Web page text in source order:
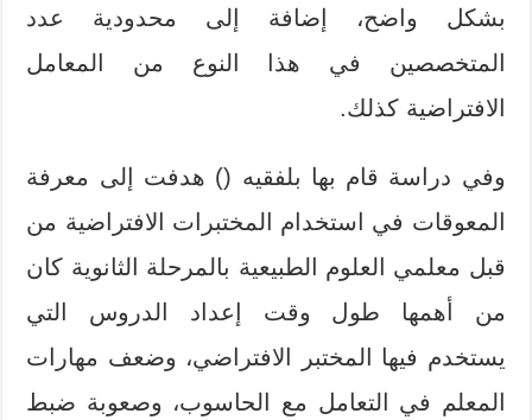
بشكل واضح، إضافة إلى محدودية عدد
المتخصصين في هذا النوع من المعامل
الافتراضية كذلك.
وفي دراسة قام بها بلفقيه () هدفت إلى معرفة
المعوقات في استخدام المختبرات الافتراضية من
قبل معلمي العلوم الطبيعية بالمرحلة الثانوية كان
من أهمها طول وقت إعداد الدروس التي
يستخدم فيها المختبر الافتراضي، وضعف مهارات
المعلم في التعامل مع الحاسوب، وصعوبة ضبط